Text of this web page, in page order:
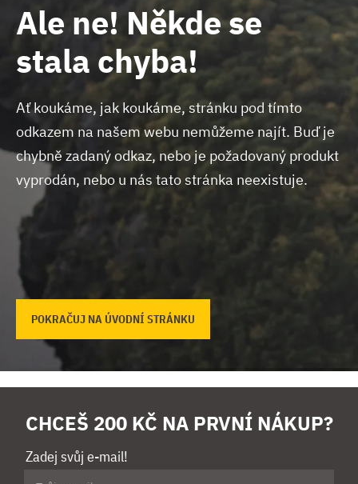
Ale ne! Někde se
stala chyba!
Ať koukáme, jak koukáme, stránku pod tímto
odkazem na našem webu nemůžeme najít. Buď je
chybně zadaný odkaz, nebo je požadovaný produkt
vyprodán, nebo u nás tato stránka neexistuje.
POKRAČUJ NA ÚVODNÍ STRÁNKU
CHCEŠ 200 KČ NA PRVNÍ NÁKUP?
Zadej svůj e-mail!